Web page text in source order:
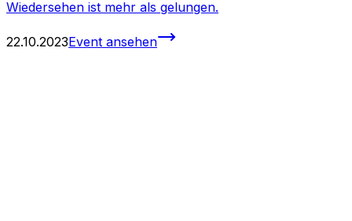
Wiedersehen ist mehr als gelungen.
22.10.2023Event ansehen